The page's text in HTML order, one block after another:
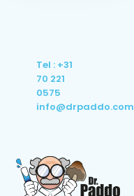
Tel : +31
70 221
0575
info@drpaddo.com